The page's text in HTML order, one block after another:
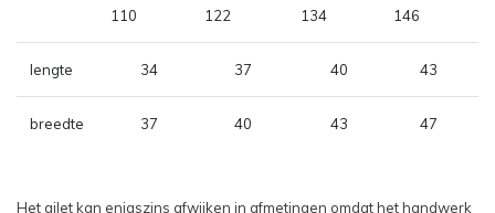
110
122
134
146
lengte 34 37 40 43
breedte 37 40 43 47
Het gilet kan enigszins afwijken in afmetingen omdat het handwerk